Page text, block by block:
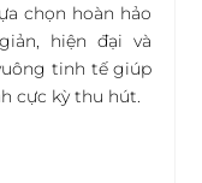
chọn hoàn hảo
hiện đại và
tinh tế giúp
cực kỳ thu hút.